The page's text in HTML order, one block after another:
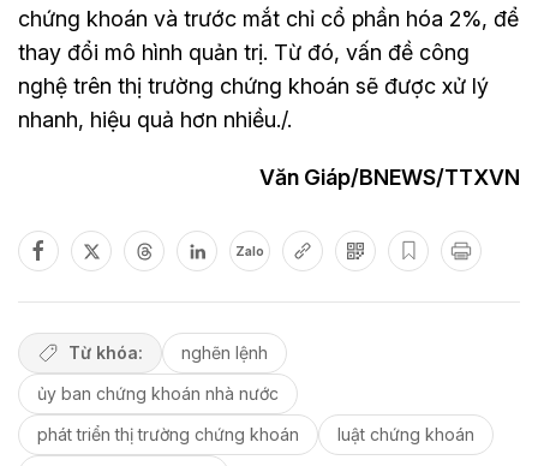
chứng khoán và trước mắt chỉ cổ phần hóa 2%, để
thay đổi mô hình quản trị. Từ đó, vấn đề công
nghệ trên thị trường chứng khoán sẽ được xử lý
nhanh, hiệu quả hơn nhiều./.
Văn Giáp/BNEWS/TTXVN
Zalo
Từ khóa:
nghẽn lệnh
ủy ban chứng khoán nhà nước
phát triển thị trường chứng khoán
luật chứng khoán